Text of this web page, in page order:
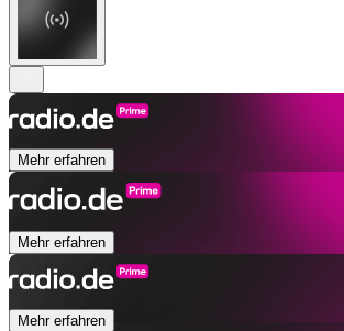
Mehr erfahren
Mehr erfahren
Mehr erfahren